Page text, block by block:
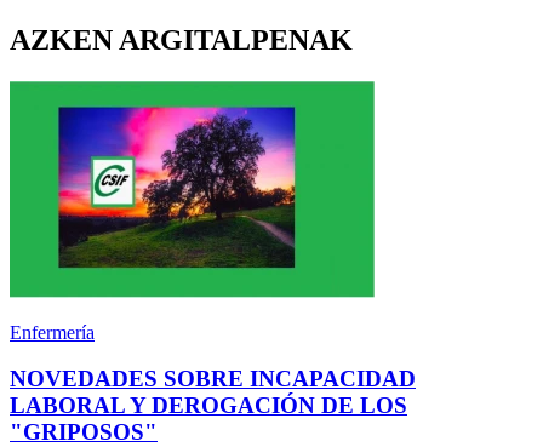
AZKEN ARGITALPENAK
Enfermería
NOVEDADES SOBRE INCAPACIDAD
LABORAL Y DEROGACIÓN DE LOS
"GRIPOSOS"